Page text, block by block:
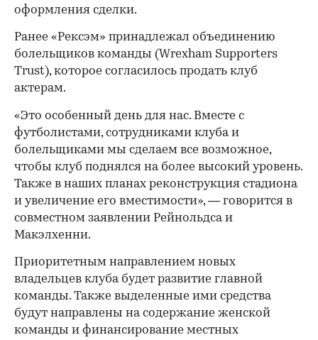
оформления сделки.
Ранее «Рексэм» принадлежал объединению
болельщиков команды (Wrexham Supporters
Trust), которое согласилось продать клуб
актерам.
«Это особенный день для нас. Вместе с
футболистами, сотрудниками клуба и
болельщиками мы сделаем все возможное,
чтобы клуб поднялся на более высокий уровень.
Также в наших планах реконструкция стадиона
и увеличение его вместимости», — говорится в
совместном заявлении Рейнольдса и
Макэлхенни.
Приоритетным направлением новых
владельцев клуба будет развитие главной
команды. Также выделенные ими средства
будут направлены на содержание женской
команды и финансирование местных